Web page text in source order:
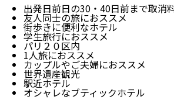
出発日前日の30・40日前まで取消
友人同士の旅におススメ
街歩きに便利なホテル
学生旅行におススメ
パリ２０区内
1人旅におススメ
カップルやご夫婦におススメ
世界遺産観光
駅近ホテル
オシャレなブティックホテル